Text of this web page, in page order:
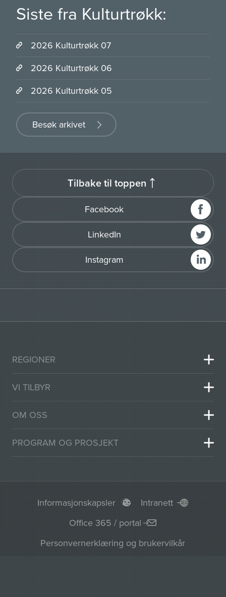
Siste fra Kulturtrøkk:
2026 Kulturtrøkk 07
2026 Kulturtrøkk 06
2026 Kulturtrøkk 05
Besøk arkivet
Facebook
LinkedIn
Instagram
Tilbake til toppen
REGIONER
VI TILBYR
OM OSS
PROGRAM OG PROSJEKT
Informasjonskapsler
Intranett
Office 365 / portal
Personvernerklæring og brukervilkår